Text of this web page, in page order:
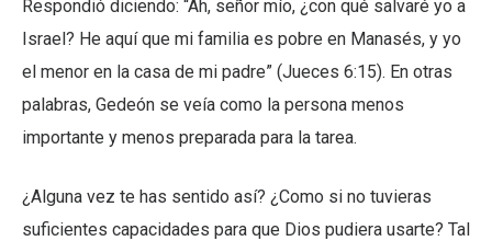
Respondió diciendo: “Ah, señor mío, ¿con qué salvaré yo a
Israel? He aquí que mi familia es pobre en Manasés, y yo
el menor en la casa de mi padre” (Jueces 6:15). En otras
palabras, Gedeón se veía como la persona menos
importante y menos preparada para la tarea.
¿Alguna vez te has sentido así? ¿Como si no tuvieras
suficientes capacidades para que Dios pudiera usarte? Tal